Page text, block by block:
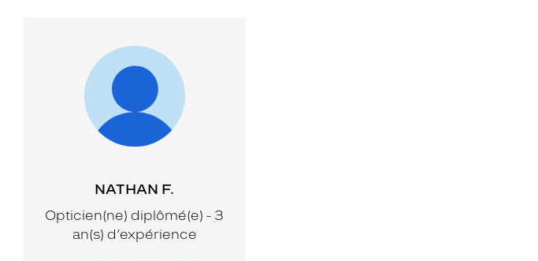
NATHAN F.
Opticien(ne) diplômé(e) - 3
an(s) d’expérience